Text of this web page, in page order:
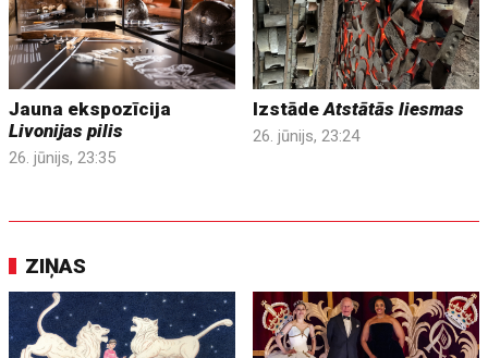
Jauna ekspozīcija
Livonijas pilis
26. jūnijs, 23:35
IzstādeAtstātās liesmas
26. jūnijs, 23:24
ZIŅAS